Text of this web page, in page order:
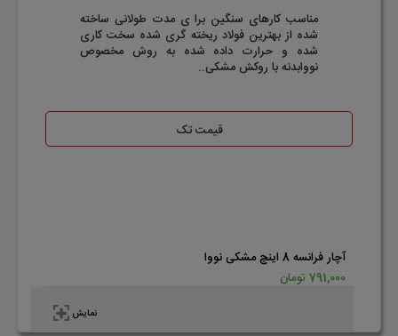
مناسب کارهای سنگین برا ی مدت طولانی ساخته
شده از بهترین فولاد ریخته گری شده سخت کاری
شده و حرارت داده شده به روش مخصوص
نووابدنه با روکش مشکی..
قیمت تک
آچار فرانسه 8 اینچ مشکی نووا
791,000 تومان
نمایش